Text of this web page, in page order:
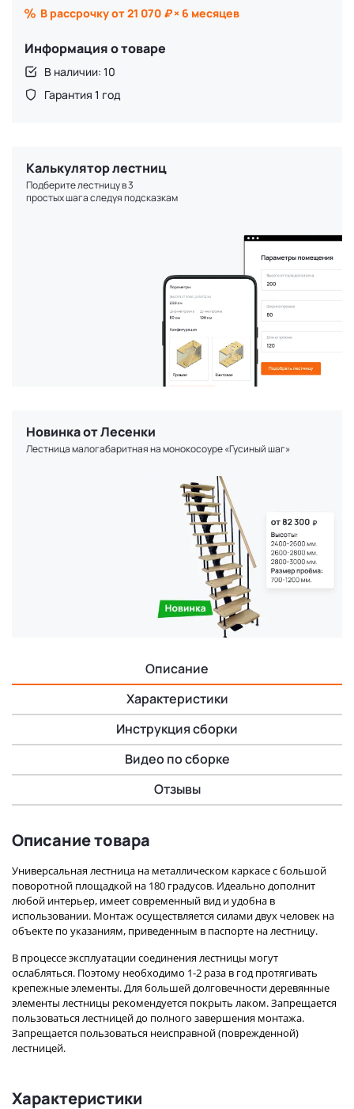
В рассрочку от 21 070 ₽× 6 месяцев
Информация о товаре
В наличии: 10
Гарантия 1 год
Калькулятор лестниц
Подберите лестницу в 3
простых шага следуя подсказкам
Новинка от Лесенки
Лестница малогабаритная на монокосоуре «Гусиный шаг»
Описание
Характеристики
Инструкция сборки
Видео по сборке
Отзывы
Описание товара
Универсальная лестница на металлическом каркасе с большой
поворотной площадкой на 180 градусов. Идеально дополнит
любой интерьер, имеет современный вид и удобна в
использовании. Монтаж осуществляется силами двух человек на
объекте по указаниям, приведенным в паспорте на лестницу.
В процессе эксплуатации соединения лестницы могут
ослабляться. Поэтому необходимо 1-2 раза в год протягивать
крепежные элементы. Для большей долговечности деревянные
элементы лестницы рекомендуется покрыть лаком. Запрещается
пользоваться лестницей до полного завершения монтажа.
Запрещается пользоваться неисправной (поврежденной)
лестницей.
Характеристики